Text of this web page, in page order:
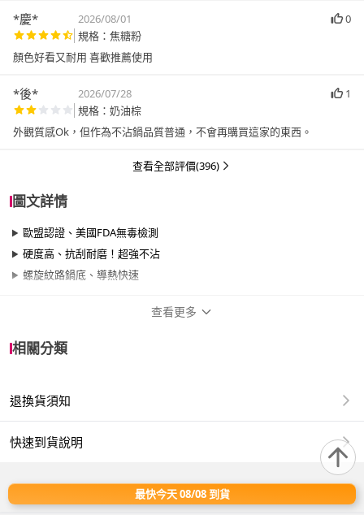
*慶* 2026/08/01
0
規格：焦糖粉
顏色好看又耐用 喜歡推薦使用
*後* 2026/07/28
1
規格：奶油棕
外觀質感Ok，但作為不沾鍋品質普通，不會再購買這家的東西。
查看全部評價(396)
圖文詳情
歐盟認證、美國FDA無毒檢測
硬度高、抗刮耐磨！超強不沾
螺旋紋路鍋底、導熱快速
品牌名稱
尺寸
材質
適用於
洗碗機、烘碗機、瓦斯爐、黑晶爐、滷素爐、
查看更多
相關分類
退換貨須知
快速到貨說明
最快今天 08/08 到貨